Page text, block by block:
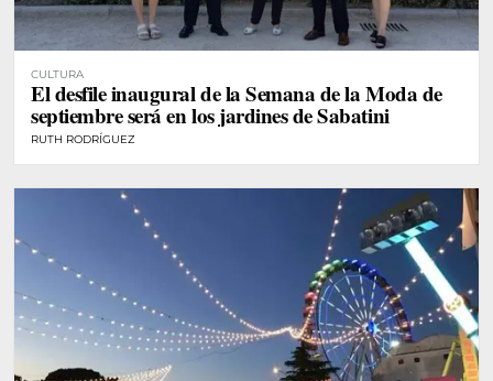
CULTURA
El desfile inaugural de la Semana de la Moda de
septiembre será en los jardines de Sabatini
RUTH RODRÍGUEZ